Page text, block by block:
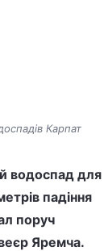
Карпат
водоспад для
падіння
поруч
Яремча.